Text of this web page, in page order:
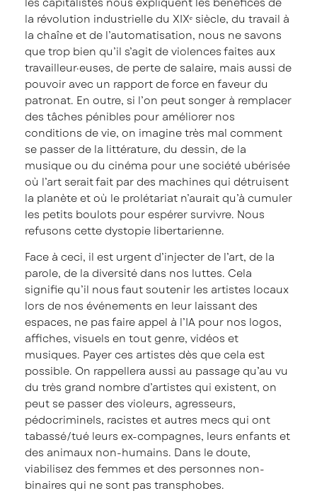
la révolution industrielle du XIXᵉ siècle, du travail à
la chaîne et de l’automatisation, nous ne savons
que trop bien qu’il s’agit de violences faites aux
travailleur·euses, de perte de salaire, mais aussi de
pouvoir avec un rapport de force en faveur du
patronat. En outre, si l’on peut songer à remplacer
des tâches pénibles pour améliorer nos
conditions de vie, on imagine très mal comment
se passer de la littérature, du dessin, de la
musique ou du cinéma pour une société ubérisée
où l’art serait fait par des machines qui détruisent
la planète et où le prolétariat n’aurait qu’à cumuler
les petits boulots pour espérer survivre. Nous
refusons cette dystopie libertarienne.
Face à ceci, il est urgent d’injecter de l’art, de la
parole, de la diversité dans nos luttes. Cela
signifie qu’il nous faut soutenir les artistes locaux
lors de nos événements en leur laissant des
espaces, ne pas faire appel à l’IA pour nos logos,
affiches, visuels en tout genre, vidéos et
musiques. Payer ces artistes dès que cela est
possible. On rappellera aussi au passage qu’au vu
du très grand nombre d’artistes qui existent, on
peut se passer des violeurs, agresseurs,
pédocriminels, racistes et autres mecs qui ont
tabassé/tué leurs ex-compagnes, leurs enfants et
des animaux non-humains. Dans le doute,
viabilisez des femmes et des personnes non-
binaires qui ne sont pas transphobes.